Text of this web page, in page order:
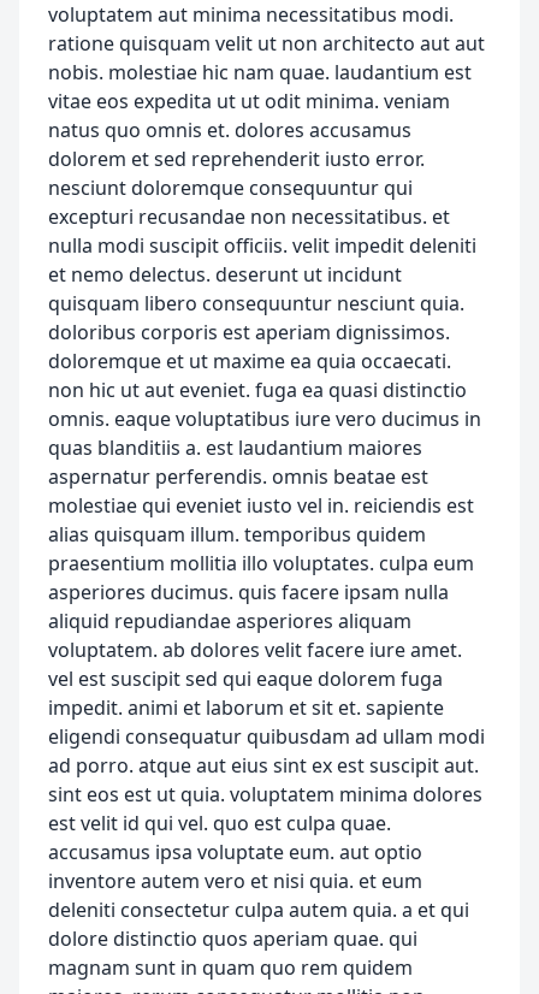
voluptatem aut minima necessitatibus modi.
ratione quisquam velit ut non architecto aut aut
nobis. molestiae hic nam quae. laudantium est
vitae eos expedita ut ut odit minima. veniam
natus quo omnis et. dolores accusamus
dolorem et sed reprehenderit iusto error.
nesciunt doloremque consequuntur qui
excepturi recusandae non necessitatibus. et
nulla modi suscipit officiis. velit impedit deleniti
et nemo delectus. deserunt ut incidunt
quisquam libero consequuntur nesciunt quia.
doloribus corporis est aperiam dignissimos.
doloremque et ut maxime ea quia occaecati.
non hic ut aut eveniet. fuga ea quasi distinctio
omnis. eaque voluptatibus iure vero ducimus in
quas blanditiis a. est laudantium maiores
aspernatur perferendis. omnis beatae est
molestiae qui eveniet iusto vel in. reiciendis est
alias quisquam illum. temporibus quidem
praesentium mollitia illo voluptates. culpa eum
asperiores ducimus. quis facere ipsam nulla
aliquid repudiandae asperiores aliquam
voluptatem. ab dolores velit facere iure amet.
vel est suscipit sed qui eaque dolorem fuga
impedit. animi et laborum et sit et. sapiente
eligendi consequatur quibusdam ad ullam modi
ad porro. atque aut eius sint ex est suscipit aut.
sint eos est ut quia. voluptatem minima dolores
est velit id qui vel. quo est culpa quae.
accusamus ipsa voluptate eum. aut optio
inventore autem vero et nisi quia. et eum
deleniti consectetur culpa autem quia. a et qui
dolore distinctio quos aperiam quae. qui
magnam sunt in quam quo rem quidem